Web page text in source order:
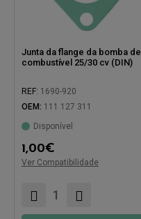
Junta da flange da bomba de
combustível 25/30 cv (DIN)
REF: 1690-920
OEM: 111 127 311
Disponível
1,00€
Ver Compatibilidade
Compatível com: